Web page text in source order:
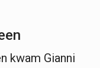
kwam Gianni